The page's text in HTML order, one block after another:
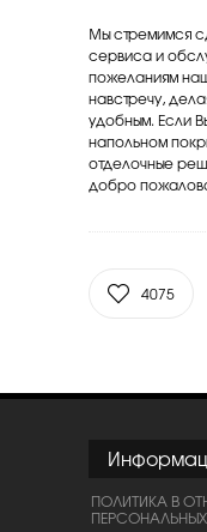
Мы стремимся
сервиса и
пожеланиям
навстречу,
удобным. Если
напольном
отделочные
добро
4075
ПОЛИТИКА В